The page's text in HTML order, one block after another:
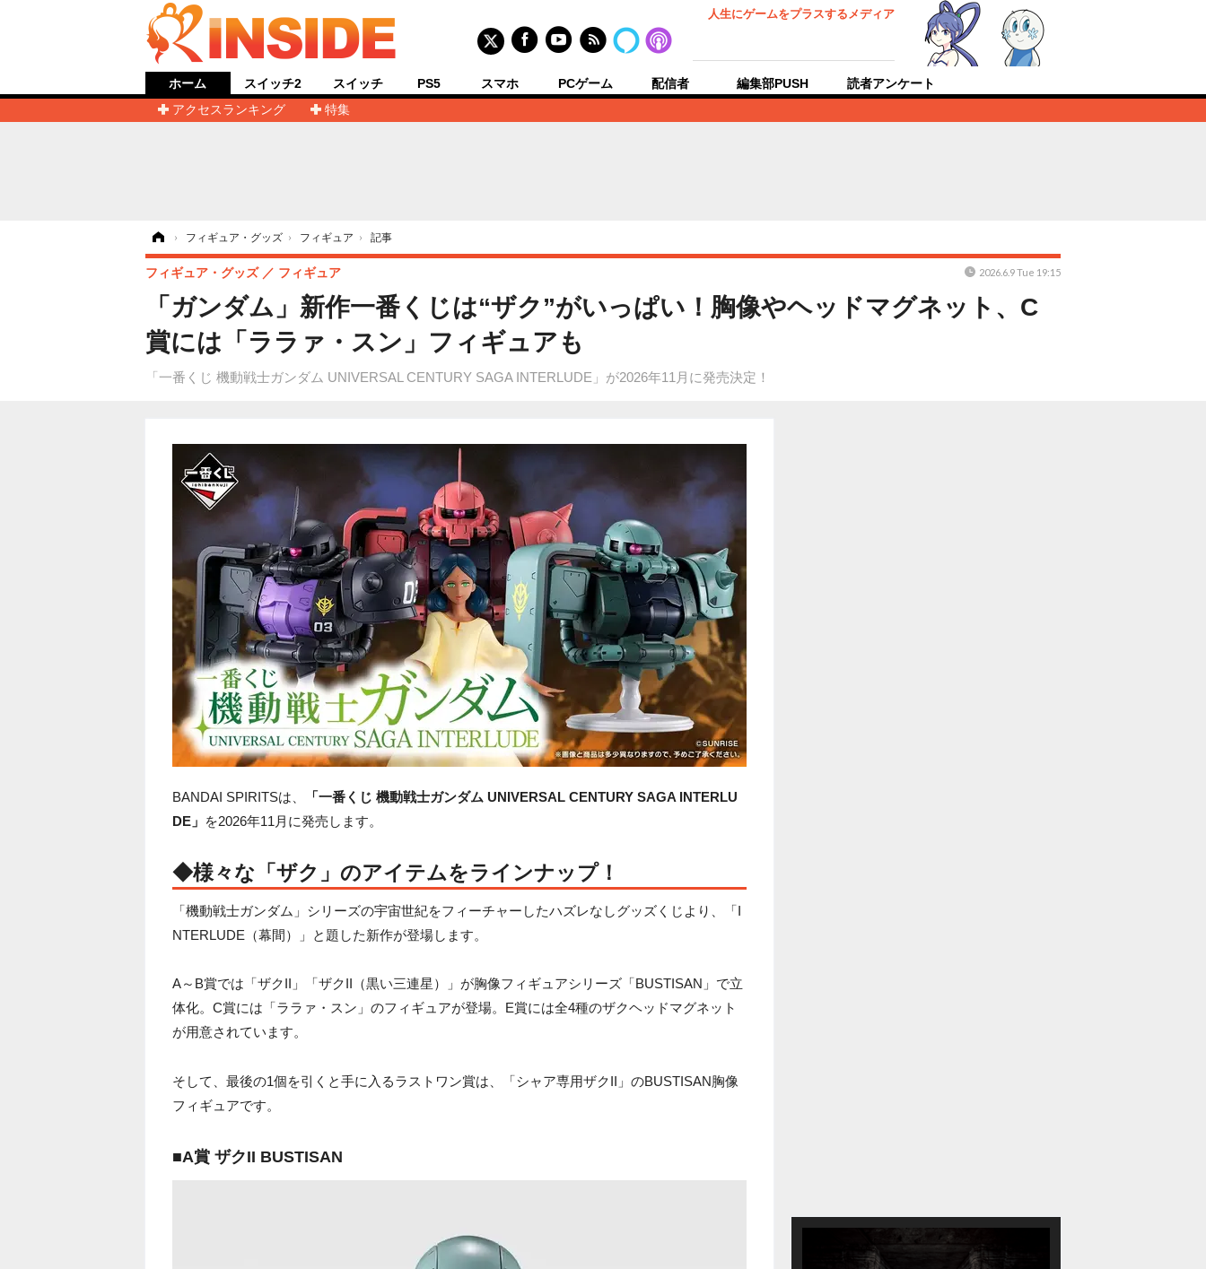
人生にゲームをプラスするメディア
ホーム
アクセスランキング
特集
スイッチ2 スイッチ PS5 スマホ PCゲーム 配信者 編集部PUSH 読者アンケート
› フィギュア・グッズ › フィギュア › 記事
「ガンダム」新作一番くじは“ザク”がいっぱい！胸像やヘッドマグネット、C
賞には「ララァ・スン」フィギュアも
「一番くじ 機動戦士ガンダム UNIVERSAL CENTURY SAGA INTERLUDE」が2026年11月に発売決定！
フィギュア・グッズ フィギュア 2026.6.9 Tue 19:15
BANDAI SPIRITSは、
「一番くじ 機動戦士ガンダム UNIVERSAL CENTURY SAGA INTERLU
DE」 を2026年11月に発売します。
◆様々な「ザク」のアイテムをラインナップ！
「機動戦士ガンダム」シリーズの宇宙世紀をフィーチャーしたハズレなしグッズくじより、「I
NTERLUDE（幕間）」と題した新作が登場します。
A～B賞では「ザクII」「ザクII（黒い三連星）」が胸像フィギュアシリーズ「BUSTISAN」で立
体化。C賞には「ララァ・スン」のフィギュアが登場。E賞には全4種のザクヘッドマグネット
が用意されています。
そして、最後の1個を引くと手に入るラストワン賞は、「シャア専用ザクII」のBUSTISAN胸像
フィギュアです。
■A賞 ザクII BUSTISAN